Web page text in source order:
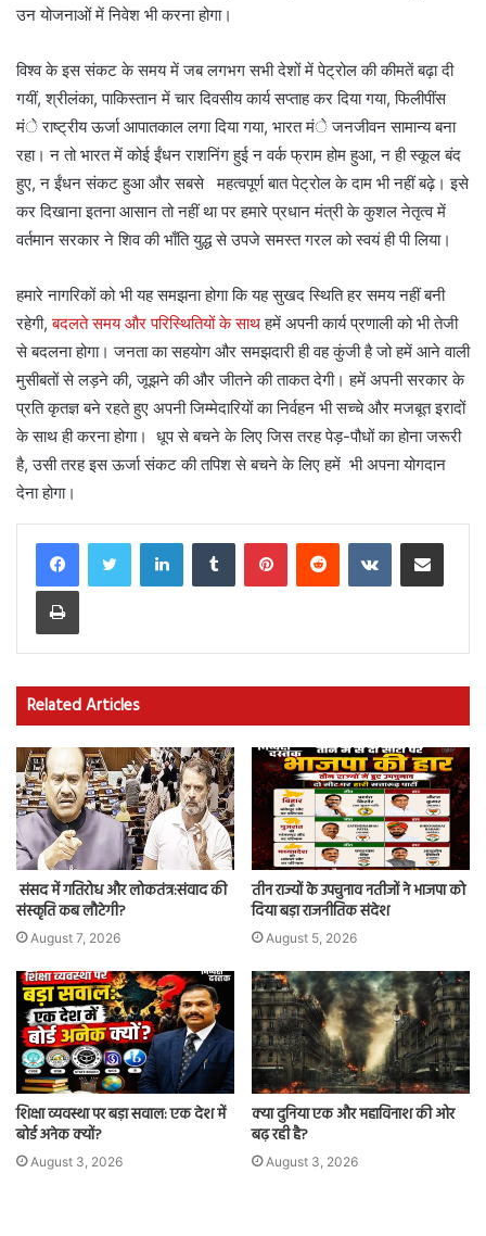
उन योजनाओं में निवेश भी करना होगा।
विश्व के इस संकट के समय में जब लगभग सभी देशों में पेट्रोल की कीमतें बढ़ा दी
गयीं, श्रीलंका, पाकिस्तान में चार दिवसीय कार्य सप्ताह कर दिया गया, फिलीपींस
मंे राष्ट्रीय ऊर्जा आपातकाल लगा दिया गया, भारत मंे जनजीवन सामान्य बना
रहा। न तो भारत में कोई ईंधन राशनिंग हुई न वर्क फ्राम होम हुआ, न ही स्कूल बंद
हुए, न ईंधन संकट हुआ और सबसे महत्वपूर्ण बात पेट्रोल के दाम भी नहीं बढ़े। इसे
कर दिखाना इतना आसान तो नहीं था पर हमारे प्रधान मंत्री के कुशल नेतृत्व में
वर्तमान सरकार ने शिव की भाँति युद्ध से उपजे समस्त गरल को स्वयं ही पी लिया।
हमारे नागरिकों को भी यह समझना होगा कि यह सुखद स्थिति हर समय नहीं बनी
रहेगी,बदलते समय और परिस्थितियों के साथहमें अपनी कार्य प्रणाली को भी तेजी
से बदलना होगा। जनता का सहयोग और समझदारी ही वह कुंजी है जो हमें आने वाली
मुसीबतों से लड़ने की, जूझने की और जीतने की ताकत देगी। हमें अपनी सरकार के
प्रति कृतज्ञ बने रहते हुए अपनी जिम्मेदारियों का निर्वहन भी सच्चे और मजबूत इरादों
के साथ ही करना होगा। धूप से बचने के लिए जिस तरह पेड़-पौधों का होना जरूरी
है, उसी तरह इस ऊर्जा संकट की तपिश से बचने के लिए हमें भी अपना योगदान
देना होगा।
LinkedInTumblr PinterestReddit VKontakteShare via Email
Print
Related Articles
संसद में गतिरोध और लोकतंत्र:संवाद की
संस्कृति कब लौटेगी?
August 7, 2026
तीन राज्यों के उपचुनाव नतीजों ने भाजपा को
दिया बड़ा राजनीतिक संदेश
August 5, 2026
शिक्षा व्यवस्था पर बड़ा सवाल: एक देश में
बोर्ड अनेक क्यों?
August 3, 2026
क्या दुनिया एक और महाविनाश की ओर
बढ़ रही है?
August 3, 2026